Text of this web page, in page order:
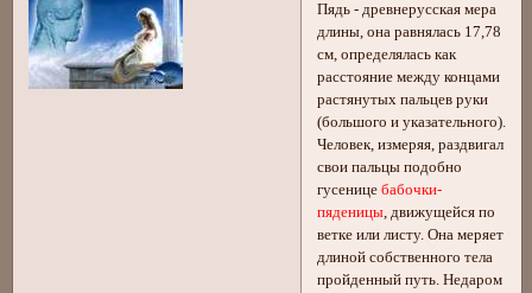
Пядь - древнерусская мера
длины, она равнялась 17,78
см, определялась как
расстояние между концами
растянутых пальцев руки
(большого и указательного).
Человек, измеряя, раздвигал
свои пальцы подобно
гусенице бабочки-
пяденицы, движущейся по
ветке или листу. Она меряет
длиной собственного тела
пройденный путь. Недаром